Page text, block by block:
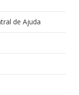
de Ajuda